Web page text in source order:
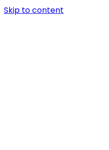
Skip to content